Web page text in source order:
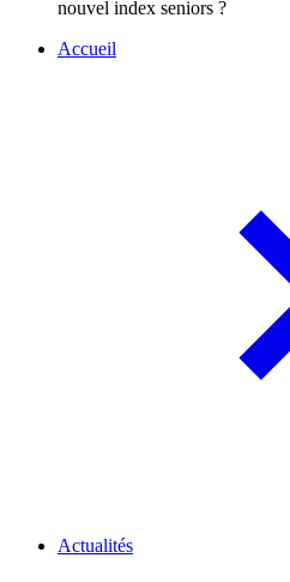
nouvel index seniors ?
Accueil
Actualités